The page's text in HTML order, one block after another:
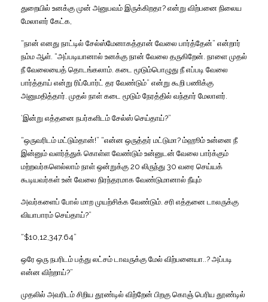
துறையில் உனக்கு முன் அனுபவம் இருக்கிறதா? என்று விற்பனை நிலைய
மேலாளர் கேட்க,
“நான் எனது நாட்டில் சேல்ஸ்மேனாகத்தான் வேலை பார்த்தேன்” என்றார்
நம்ம ஆள். “அப்படியானால் உனக்கு நான் வேலை தருகிறேன். நாளை முதல்
நீ வேலையைத் தொடங்கலாம். கடை மூடும்பொழுது நீ எப்படி வேலை
பார்த்தாய் என்று ரிப்போர்ட் தர வேண்டும்” என்று கூறி பணிக்கு
அனுமதித்தார். முதல் நாள் கடை மூடும் நேரத்தில் வந்தார் மேலாளர்.
‘இன்று எத்தனை நபர்களிடம் சேல்ஸ் செய்தாய்?”
“ஒருவரிடம் மட்டும்தான்!” “என்ன ஒருத்தர் மட்டுமா? ம்ஹூம் உன்னை நீ
இன்னும் வளர்த்துக் கொள்ள வேண்டும் உன்னுடன் வேலை பார்க்கும்
மற்றவர்களெல்லாம் நாள் ஒன்றுக்கு 20 லிருந்து 30 வரை செய்யக்
கூடியவர்கள் உன் வேலை நிரந்தரமாக வேண்டுமானால் நீயும்
அவர்களைப் போல் மாற முயற்சிக்க வேண்டும். சரி எத்தனை டாலருக்கு
வியாபாரம் செய்தாய்?”
“$10,12,347.64”
ஒரே ஒரு நபரிடம் பத்து லட்சம் டாவருக்கு மேல் விற்பனையா..? அப்படி
என்ன விற்றாய்?”
முதலில் அவரிடம் சிறிய தூண்டில் விற்றேன் பிறகு கொஞ் பெரிய தூண்டில்